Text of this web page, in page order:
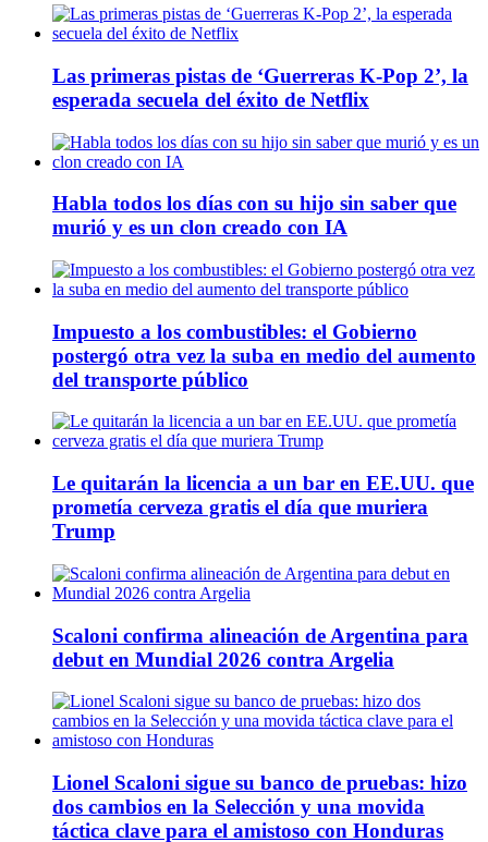
Las primeras pistas de ‘Guerreras K-Pop 2’, la
esperada secuela del éxito de Netflix
Habla todos los días con su hijo sin saber que
murió y es un clon creado con IA
Impuesto a los combustibles: el Gobierno
postergó otra vez la suba en medio del aumento
del transporte público
Le quitarán la licencia a un bar en EE.UU. que
prometía cerveza gratis el día que muriera
Trump
Scaloni confirma alineación de Argentina para
debut en Mundial 2026 contra Argelia
Lionel Scaloni sigue su banco de pruebas: hizo
dos cambios en la Selección y una movida
táctica clave para el amistoso con Honduras